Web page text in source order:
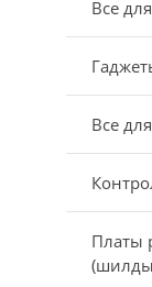
Все
Все
Платы